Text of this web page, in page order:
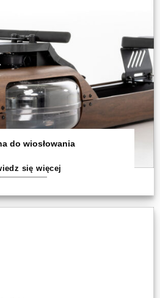
do wiosłowania
się więcej